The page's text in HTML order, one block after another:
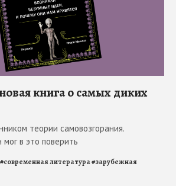
книга о самых диких
теории самовозгорания.
мог в это поверить
#современная литература#зарубежная